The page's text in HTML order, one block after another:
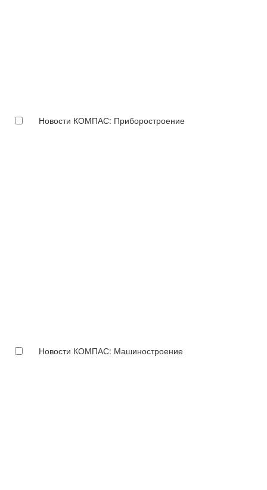
Новости КОМПАС: Приборостроение
Новости КОМПАС: Машиностроение